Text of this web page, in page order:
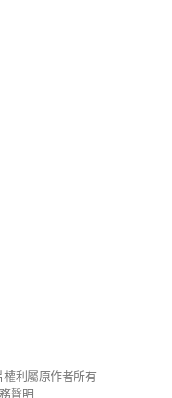
權利屬原作者所有
聲明